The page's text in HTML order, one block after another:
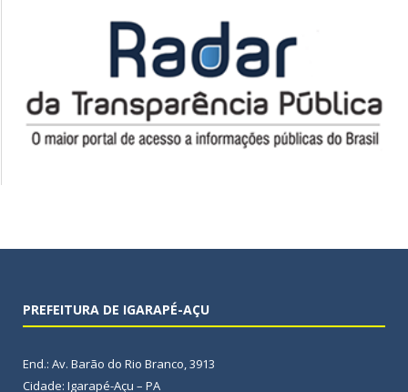
PREFEITURA DE IGARAPÉ-AÇU
End.: Av. Barão do Rio Branco, 3913
Cidade: Igarapé-Açu – PA